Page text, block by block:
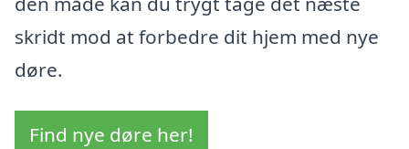
skridt mod at forbedre dit hjem med nye
døre.
Find nye døre her!